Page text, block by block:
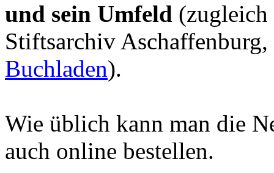
und sein Umfeld
Stiftsarchiv
Buchladen).
Wie üblich kann man die
auch online bestellen.